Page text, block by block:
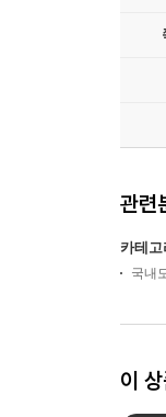
관련
카테
국내
이